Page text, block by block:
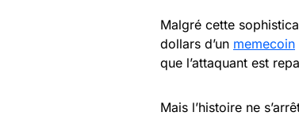
Malgré cette
dollars d’un memecoin
que l’attaquant est
Mais l’histoire ne